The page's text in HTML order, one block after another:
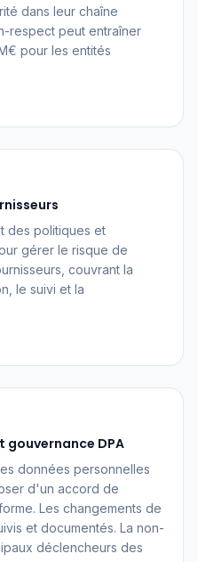
dans leur chaîne
respect peut entraîner
pour les entités
des politiques et
gérer le risque de
couvrant la
le suivi et la
DPA
données personnelles
d'un accord de
Les changements de
et documentés. La non-
déclencheurs des